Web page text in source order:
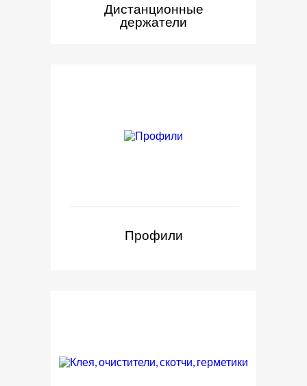
Дистанционные
держатели
Профили